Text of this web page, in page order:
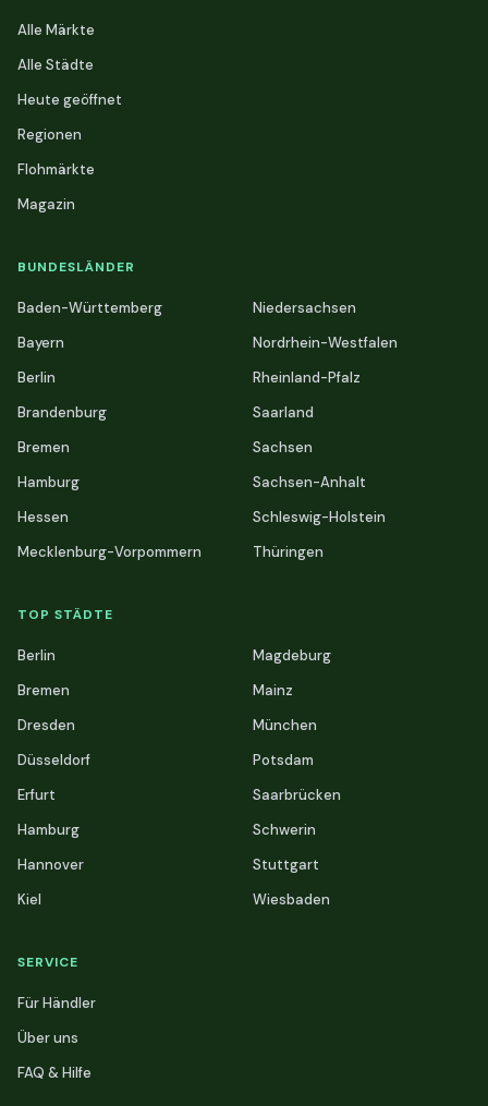
Alle Märkte
Alle Städte
Heute geöffnet
Regionen
Flohmärkte
Magazin
BUNDESLÄNDER
Baden-Württemberg
Bayern
Berlin
Brandenburg
Bremen
Hamburg
Hessen
Mecklenburg-Vorpommern
Niedersachsen
Nordrhein-Westfalen
Rheinland-Pfalz
Saarland
Sachsen
Sachsen-Anhalt
Schleswig-Holstein
Thüringen
TOP STÄDTE
Berlin
Bremen
Dresden
Düsseldorf
Erfurt
Hamburg
Hannover
Kiel
Magdeburg
Mainz
München
Potsdam
Saarbrücken
Schwerin
Stuttgart
Wiesbaden
SERVICE
Für Händler
Über uns
FAQ & Hilfe